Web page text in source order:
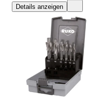
Details anzeigen